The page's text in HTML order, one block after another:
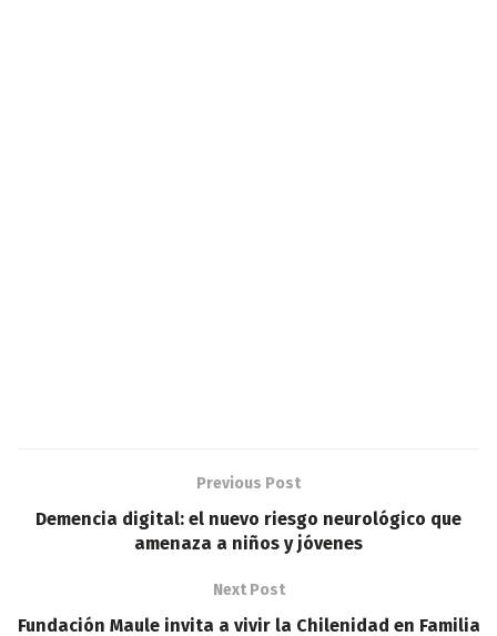
Previous Post
Demencia digital: el nuevo riesgo neurológico que
amenaza a niños y jóvenes
Next Post
Fundación Maule invita a vivir la Chilenidad en Familia